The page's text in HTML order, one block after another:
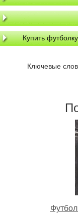
Купить
Ключевые